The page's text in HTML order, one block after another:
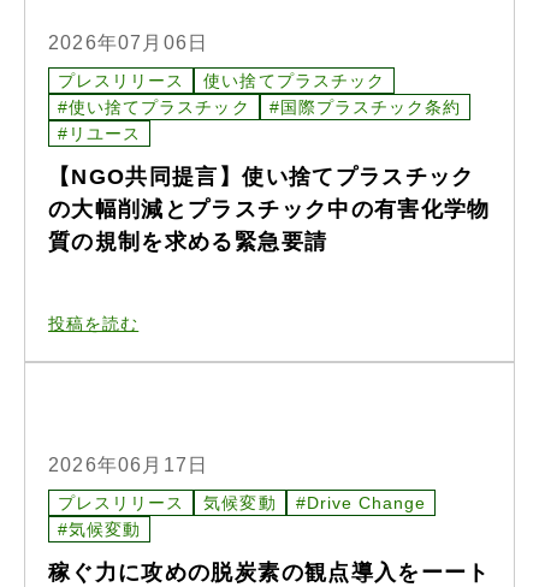
2026年07月06日
プレスリリース
使い捨てプラスチック
#使い捨てプラスチック
#国際プラスチック条約
#リユース
【NGO共同提言】使い捨てプラスチック
の大幅削減とプラスチック中の有害化学物
質の規制を求める緊急要請
投稿を読む
2026年06月17日
プレスリリース 気候変動
#Drive Change
#気候変動
稼ぐ力に攻めの脱炭素の観点導入をーート